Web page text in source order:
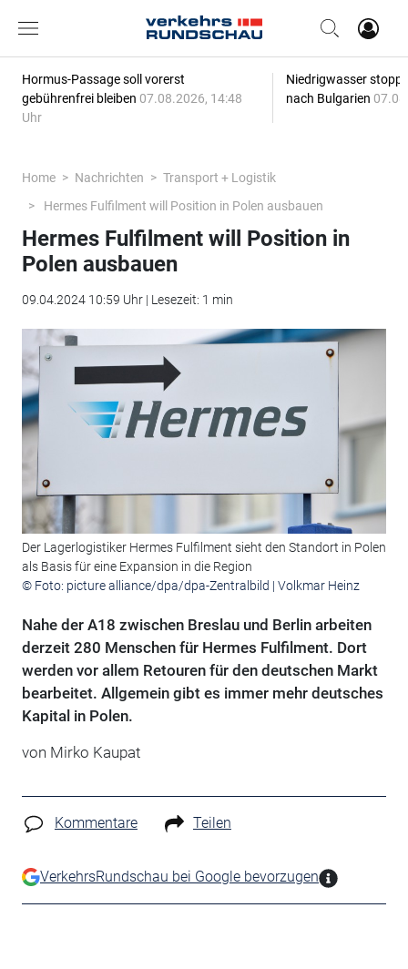
Hormus-Passage soll vorerst
gebührenfrei bleiben 07.08.2026, 14:48
Uhr
Niedrigwasser
nach Bulgarien
Home Nachrichten
Transport + Logistik
Hermes Fulfilment will Position in Polen ausbauen
Hermes Fulfilment will Position in
Polen ausbauen
09.04.2024 10:59 Uhr | Lesezeit: 1 min
Der Lagerlogistiker Hermes Fulfilment sieht den Standort in Polen
als Basis für eine Expansion in die Region
© Foto: picture alliance/dpa/dpa-Zentralbild | Volkmar Heinz
Nahe der A18 zwischen Breslau und Berlin arbeiten
derzeit 280 Menschen für Hermes Fulfilment. Dort
werden vor allem Retouren für den deutschen Markt
bearbeitet. Allgemein gibt es immer mehr deutsches
Kapital in Polen.
von Mirko Kaupat
Kommentare Teilen
VerkehrsRundschau bei Google bevorzugen